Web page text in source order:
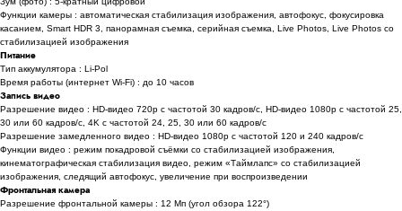
Функции камеры : автоматическая стабилизация изображения, автофокус, фокусировка
касанием, Smart HDR 3, панорамная съемка, серийная съемка, Live Photos, Live Photos со
стабили­зацией изображения
Питание
Тип аккумулятора : Li-Pol
Время работы (интернет Wi-Fi) : до 10 часов
Запись видео
Разрешение видео : HD-видео 720p с частотой 30 кадров/ с, HD-видео 1080p с частотой 25,
30 или 60 кадров/ с, 4K с частотой 24, 25, 30 или 60 кадров/ с
Разрешение замедленного видео : HD-видео 1080р с частотой 120 и 240 кадров/ с
Функции видео : режим покадровой съёмки со стабилизацией изображения,
кинематографическая стабилизация видео, режим «Таймлапс» со стабили­зацией
изображения, следящий автофокус, увеличение при воспроизведении
Фронтальная камера
Разрешение фронтальной камеры : 12 Мп (угол обзора 122°)